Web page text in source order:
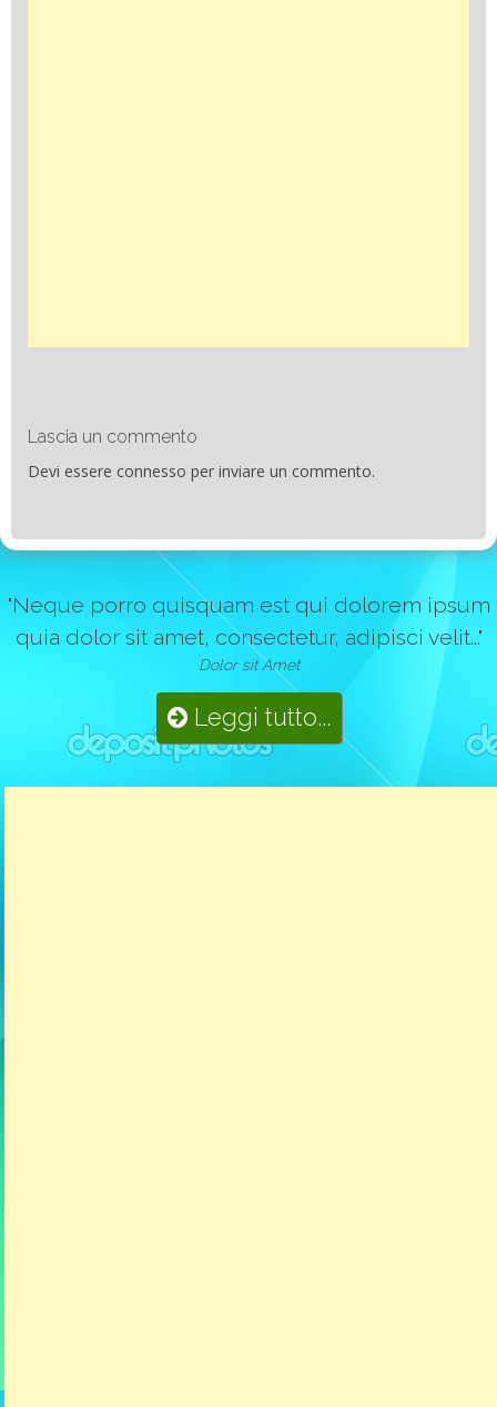
Lascia un commento
Devi essere connesso per inviare un commento.
"Neque porro quisquam est qui dolorem ipsum
quia dolor sit amet, consectetur, adipisci velit..."
Dolor sit Amet
Leggi tutto...